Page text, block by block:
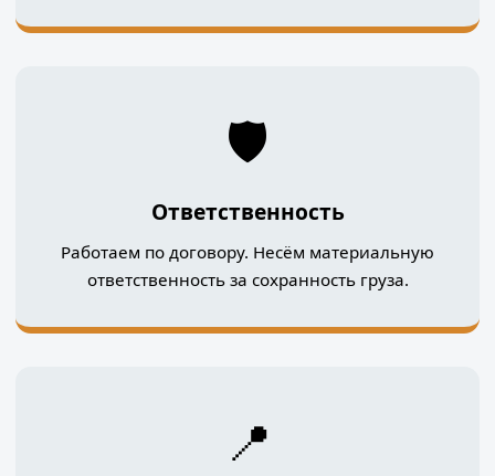
🛡️
Ответственность
Работаем по договору. Несём материальную
ответственность за сохранность груза.
📍